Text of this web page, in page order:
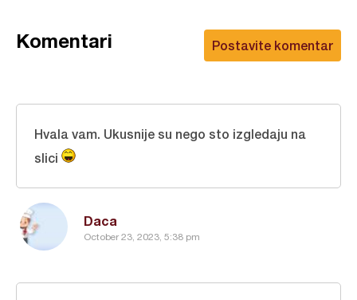
Postavite komentar
Komentari
Daca
October 23, 2023, 5:38 pm
Hvala vam. Ukusnije su nego sto izgledaju na
slici